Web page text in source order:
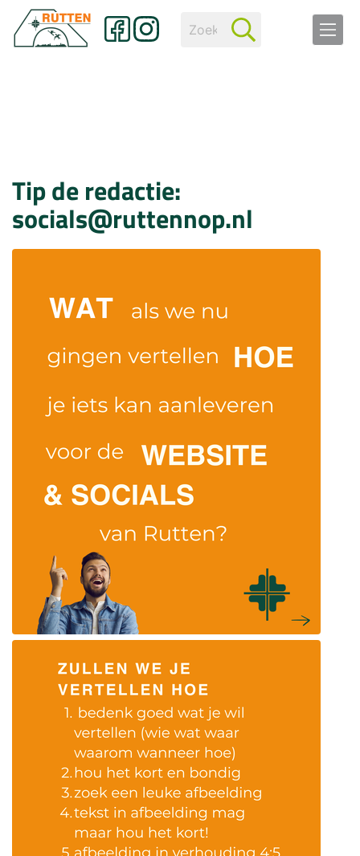
Tip de redactie:
socials@ruttennop.nl